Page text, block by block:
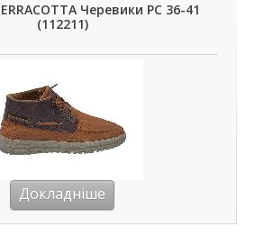
Черевики РС 36-41
(112211)
Докладніше